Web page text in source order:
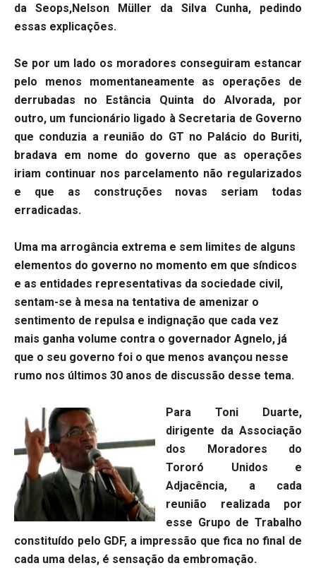
da Seops,Nelson Müller da Silva Cunha, pedindo
essas explicações.
Se por um lado os moradores conseguiram estancar
pelo menos momentaneamente as operações de
derrubadas no Estância Quinta do Alvorada, por
outro, um funcionário ligado à Secretaria de Governo
que conduzia a reunião do GT no Palácio do Buriti,
bradava em nome do governo que as operações
iriam continuar nos parcelamento não regularizados
e que as construções novas seriam todas
erradicadas.
Uma ma arrogância extrema e sem limites de alguns
elementos do governo no momento em que síndicos
e as entidades representativas da sociedade civil,
sentam-se à mesa na tentativa de amenizar o
sentimento de repulsa e indignação que cada vez
mais ganha volume contra o governador Agnelo, já
que o seu governo foi o que menos avançou nesse
rumo nos últimos 30 anos de discussão desse tema.
Para Toni Duarte,
dirigente da Associação
dos Moradores do
Tororó Unidos e
Adjacência, a cada
reunião realizada por
esse Grupo de Trabalho
constituído pelo GDF, a impressão que fica no final de
cada uma delas, é sensação da embromação.